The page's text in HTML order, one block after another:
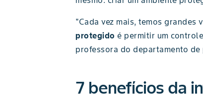
"Cada vez mais, temos
protegido é permitir um
professora do departamento
7 benefícios da